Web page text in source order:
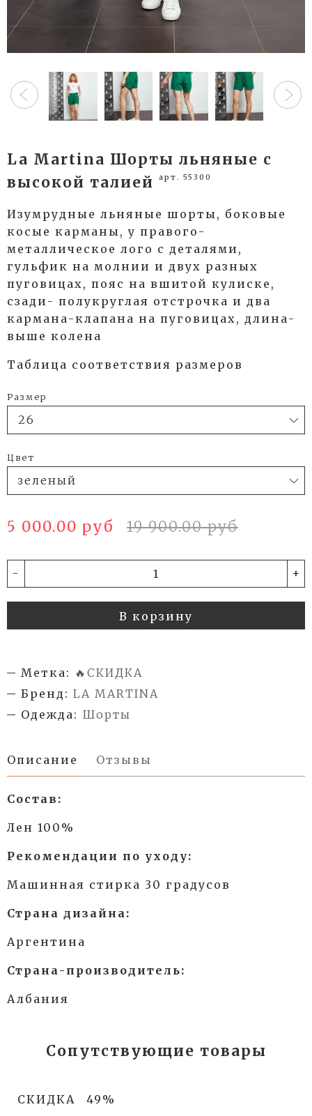
La Martina Шорты льняные с
высокой талией
арт. 55300
Изумрудные льняные шорты, боковые
косые карманы, у правого-
металлическое лого с деталями,
гульфик на молнии и двух разных
пуговицах, пояс на вшитой кулиске,
сзади- полукруглая отстрочка и два
кармана-клапана на пуговицах, длина-
выше колена
Таблица соответствия размеров
Размер
Цвет
5 000.00 руб 19 900.00 руб
- +
В корзину
Метка: 🔥СКИДКА
Бренд: LA MARTINA
Одежда: Шорты
Описание Отзывы
Состав:
Лен 100%
Рекомендации по уходу:
Машинная стирка 30 градусов
Страна дизайна:
Аргентина
Страна-производитель:
Албания
Сопутствующие товары
СКИДКА 49%